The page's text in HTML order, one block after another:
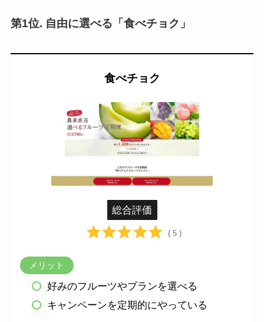
第1位. 自由に選べる「食べチョク」
食べチョク
総合評価
( 5 )
メリット
好みのフルーツやプランを選べる
キャンペーンを定期的にやっている